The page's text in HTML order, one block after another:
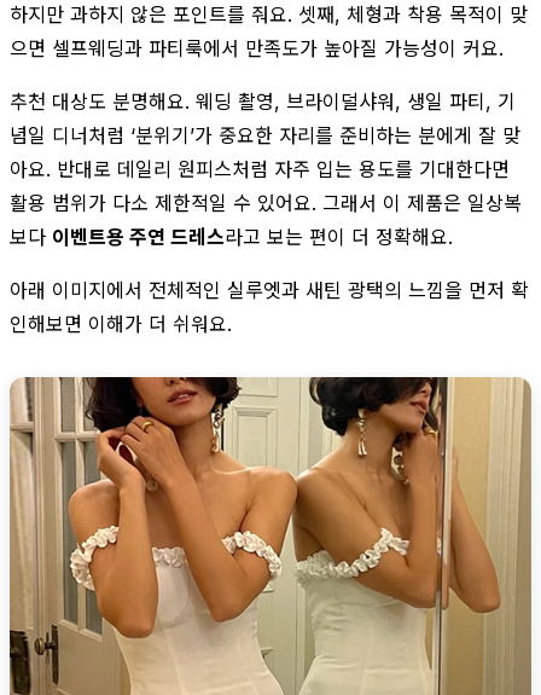
하지만 과하지 않은 포인트를 줘요. 셋째, 체형과 착용 목적이 맞
으면 셀프웨딩과 파티룩에서 만족도가 높아질 가능성이 커요.
추천 대상도 분명해요. 웨딩 촬영, 브라이덜샤워, 생일 파티, 기
념일 디너처럼 ‘분위기’가 중요한 자리를 준비하는 분에게 잘 맞
아요. 반대로 데일리 원피스처럼 자주 입는 용도를 기대한다면
활용 범위가 다소 제한적일 수 있어요. 그래서 이 제품은 일상복
보다 이벤트용 주연 드레스라고 보는 편이 더 정확해요.
아래 이미지에서 전체적인 실루엣과 새틴 광택의 느낌을 먼저 확
인해보면 이해가 더 쉬워요.